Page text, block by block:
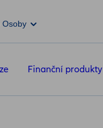
Osoby
Finanční produkty